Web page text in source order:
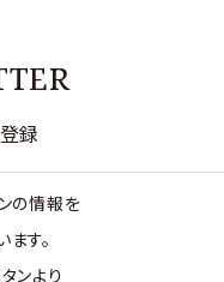
録
の情報を
す。
ンより